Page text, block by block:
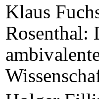
Klaus
Rosenthal: